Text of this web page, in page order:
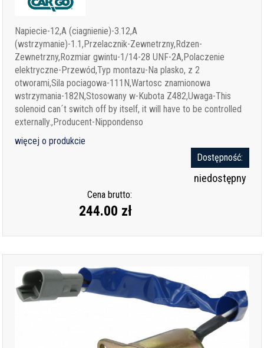
Napiecie-12,A (ciagnienie)-3.12,A
(wstrzymanie)-1.1,Przelacznik-Zewnetrzny,Rdzen-
Zewnetrzny,Rozmiar gwintu-1/14-28 UNF-2A,Polaczenie
elektryczne-Przewód,Typ montazu-Na plasko, z 2
otworami,Sila pociagowa-111N,Wartosc znamionowa
wstrzymania-182N,Stosowany w-Kubota Z482,Uwaga-This
solenoid can´t switch off by itself, it will have to be controlled
externally.,Producent-Nippondenso
więcej o produkcie
Dostępność:
niedostępny
Cena brutto:
244.00 zł